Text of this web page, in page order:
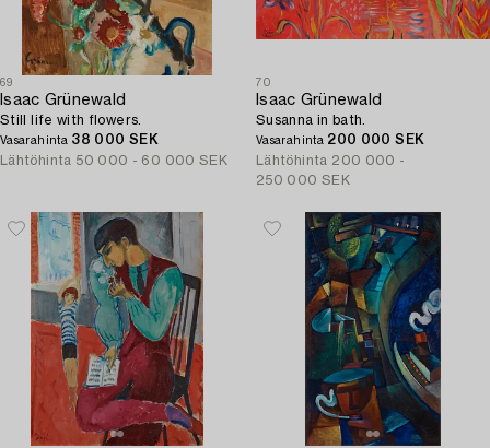
69
Isaac Grünewald
Still life with flowers.
Vasarahinta 38 000 SEK
Lähtöhinta 50 000 - 60 000 SEK
70
Isaac Grünewald
Susanna in bath.
Vasarahinta 200 000 SEK
Lähtöhinta 200 000 -
250 000 SEK